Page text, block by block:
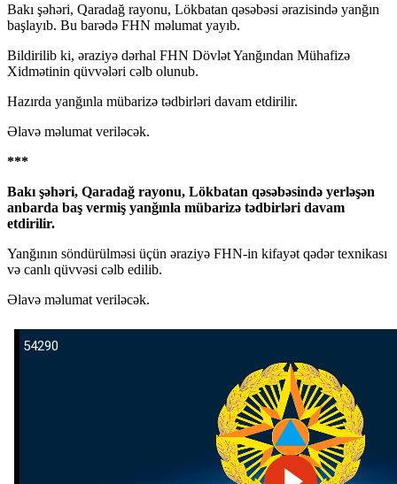
Bakı şəhəri, Qaradağ rayonu, Lökbatan qəsəbəsi ərazisində yanğın
başlayıb. Bu barədə FHN məlumat yayıb.
Bildirilib ki, əraziyə dərhal FHN Dövlət Yanğından Mühafizə
Xidmətinin qüvvələri cəlb olunub.
Hazırda yanğınla mübarizə tədbirləri davam etdirilir.
Əlavə məlumat veriləcək.
***
Bakı şəhəri, Qaradağ rayonu, Lökbatan qəsəbəsində yerləşən
anbarda baş vermiş yanğınla mübarizə tədbirləri davam
etdirilir.
Yanğının söndürülməsi üçün əraziyə FHN-in kifayət qədər texnikası
və canlı qüvvəsi cəlb edilib.
Əlavə məlumat veriləcək.